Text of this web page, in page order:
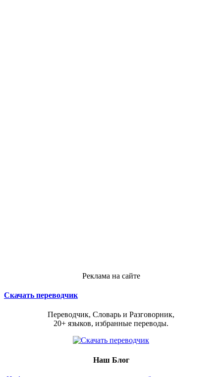
Реклама на сайте
Скачать переводчик
Переводчик, Словарь и Разговорник,
20+ языков, избранные переводы.
Наш Блог